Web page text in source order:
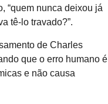
“quem nunca deixou já
tê-lo travado?”.
de Charles
que o erro humano é
e não causa